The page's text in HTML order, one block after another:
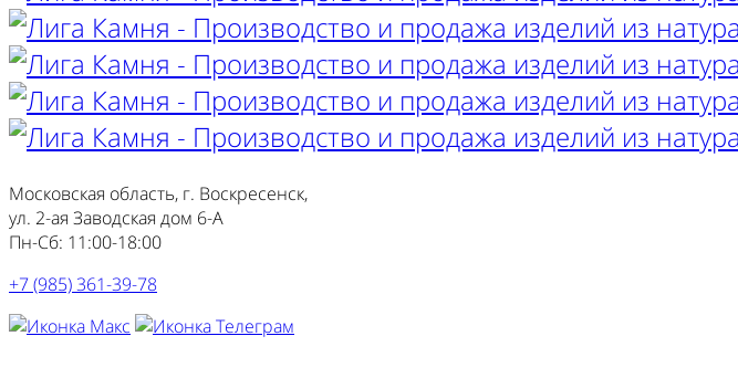
Московская область, г. Воскресенск,
ул. 2-ая Заводская дом 6-А
Пн-Сб: 11:00-18:00
+7 (985) 361-39-78